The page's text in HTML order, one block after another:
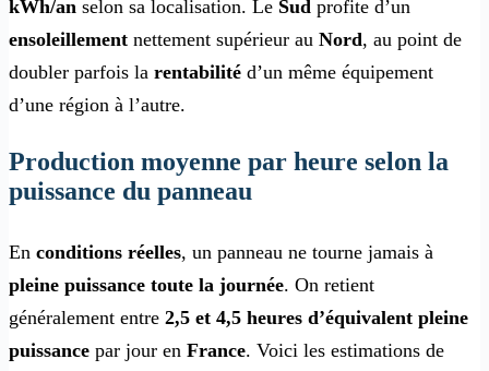
kWh/an selon sa localisation. Le Sud profite d’un
ensoleillement nettement supérieur au Nord, au point de
doubler parfois la rentabilité d’un même équipement
d’une région à l’autre.
Production moyenne par heure selon la
puissance du panneau
En conditions réelles, un panneau ne tourne jamais à
pleine puissance toute la journée. On retient
généralement entre 2,5 et 4,5 heures d’équivalent pleine
puissance par jour en France. Voici les estimations de